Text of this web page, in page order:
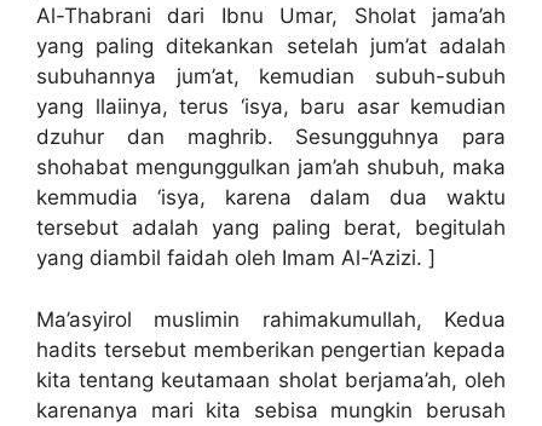
Al-Thabrani dari Ibnu Umar, Sholat jama’ah
yang paling ditekankan setelah jum’at adalah
subuhannya jum’at, kemudian subuh-subuh
yang llaiinya, terus ‘isya, baru asar kemudian
dzuhur dan maghrib. Sesungguhnya para
shohabat mengunggulkan jam’ah shubuh, maka
kemmudia ‘isya, karena dalam dua waktu
tersebut adalah yang paling berat, begitulah
yang diambil faidah oleh Imam Al-‘Azizi. ]
Ma’asyirol muslimin rahimakumullah, Kedua
hadits tersebut memberikan pengertian kepada
kita tentang keutamaan sholat berjama’ah, oleh
karenanya mari kita sebisa mungkin berusah